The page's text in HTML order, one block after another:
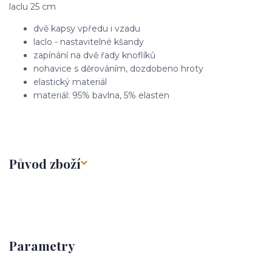
laclu 25 cm
dvě kapsy vpředu i vzadu
laclo - nastavitelné kšandy
zapínání na dvě řady knoflíků
nohavice s děrováním, dozdobeno hroty
elastický materiál
materiál: 95% bavlna, 5% elasten
Původ zboží
Parametry